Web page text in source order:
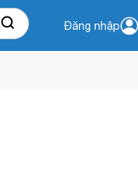
Đăng nhập